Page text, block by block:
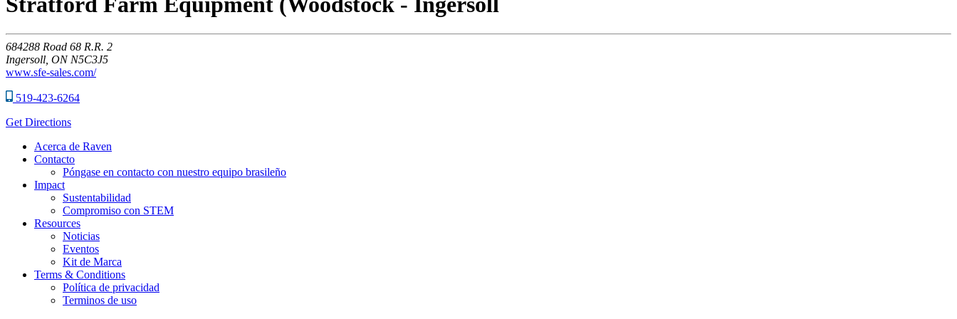
684288 Road 68 R.R. 2
Ingersoll, ON N5C3J5
www.sfe-sales.com/
519-423-6264
Get Directions
Acerca de Raven
Contacto
Póngase en contacto con nuestro equipo brasileño
Impact
Sustentabilidad
Compromiso con STEM
Resources
Noticias
Eventos
Kit de Marca
Terms & Conditions
Política de privacidad
Terminos de uso